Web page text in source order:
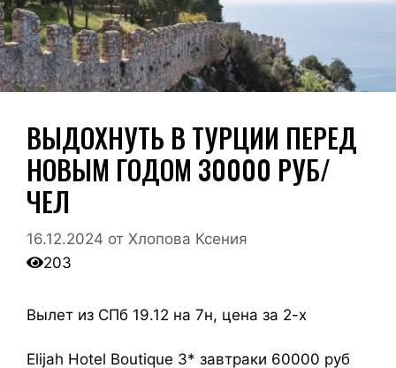
ВЫДОХНУТЬ В ТУРЦИИ ПЕРЕД
НОВЫМ ГОДОМ 30000 РУБ/
ЧЕЛ
16.12.2024 от Хлопова Ксения
203
Вылет из СПб 19.12 на 7н, цена за 2-х
Elijah Hotel Boutique 3* завтраки 60000 руб